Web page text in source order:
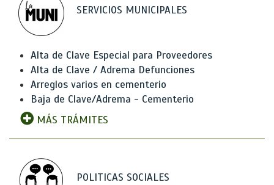
SERVICIOS MUNICIPALES
Alta de Clave Especial para Proveedores
Alta de Clave / Adrema Defunciones
Arreglos varios en cementerio
Baja de Clave/Adrema - Cementerio
MÁS TRÁMITES
POLITICAS SOCIALES